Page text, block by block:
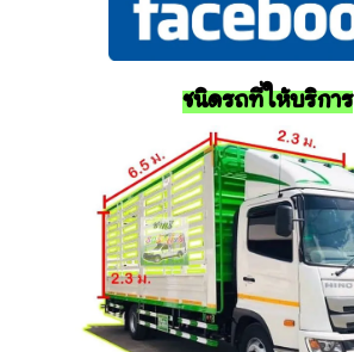
ชนิดรถที่ให้บริการ